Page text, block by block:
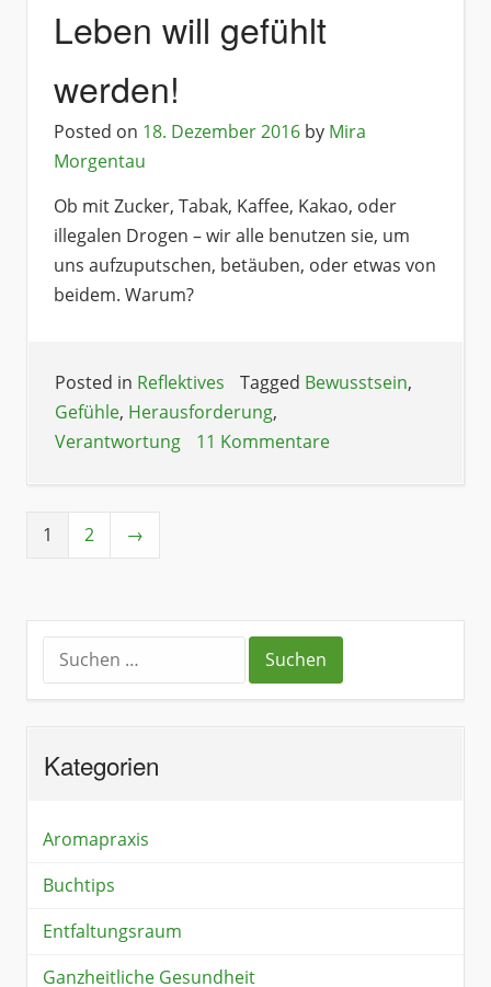
Leben will gefühlt
werden!
Posted on 18. Dezember 2016 by Mira
Morgentau
Ob mit Zucker, Tabak, Kaffee, Kakao, oder
illegalen Drogen – wir alle benutzen sie, um
uns aufzuputschen, betäuben, oder etwas von
beidem. Warum?
Posted in Reflektives Tagged Bewusstsein,
Gefühle, Herausforderung,
Verantwortung
11 Kommentare
1 2 →
Kategorien
Aromapraxis
Buchtips
Entfaltungsraum
Ganzheitliche Gesundheit